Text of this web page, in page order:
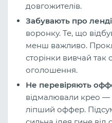
довгожителів.
Забувають про
воронку. Те, що
менш важливо.
сторінки вивчай так
оголошення.
Не перевіряють
відмалювали крео —
ліпший оффер.